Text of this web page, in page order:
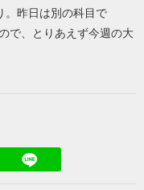
。昨日は別の科目で
で、とりあえず今週の大
クマーク
Google Plus